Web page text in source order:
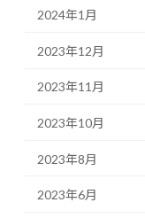
2024年1月
2023年12月
2023年11月
2023年10月
2023年8月
2023年6月